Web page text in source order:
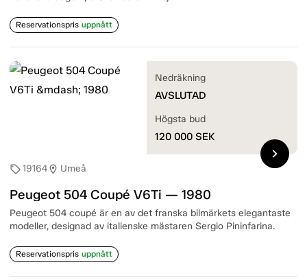
Reservationspris uppnått
sell19164location_on Umeå
Peugeot 504 Coupé V6Ti — 1980
Peugeot 504 coupé är en av det franska bilmärkets elegantaste
modeller, designad av italienske mästaren Sergio Pininfarina.
Reservationspris uppnått
Nedräkning
AVSLUTAD
Högsta bud
120 000 SEK
chevron_right